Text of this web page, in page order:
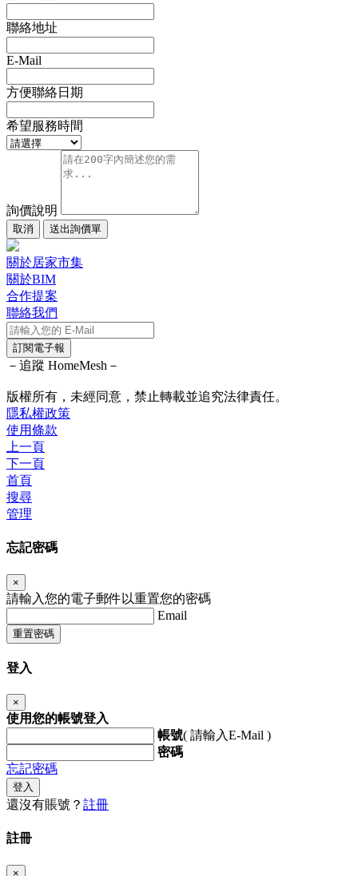
聯絡地址
E-Mail
方便聯絡日期
希望服務時間
詢價說明
取消 送出詢價單
關於居家市集
關於BIM
合作提案
聯絡我們
訂閱電子報
－追蹤 HomeMesh－
版權所有，未經同意，禁止轉載並追究法律責任。
隱私權政策
使用條款
上一頁
下一頁
首頁
搜尋
管理
忘記密碼
×
請輸入您的電子郵件以重置您的密碼
Email
重置密碼
登入
×
使用您的帳號登入
帳號( 請輸入E-Mail )
密碼
忘記密碼
登入
還沒有賬號？ 註冊
註冊
×